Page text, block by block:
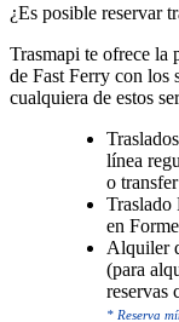
¿Es posible reservar
Trasmapi te ofrece la
de Fast Ferry con los
cualquiera de estos
línea
o
Traslado
en
Alquiler
(para
reservas
* Reserva